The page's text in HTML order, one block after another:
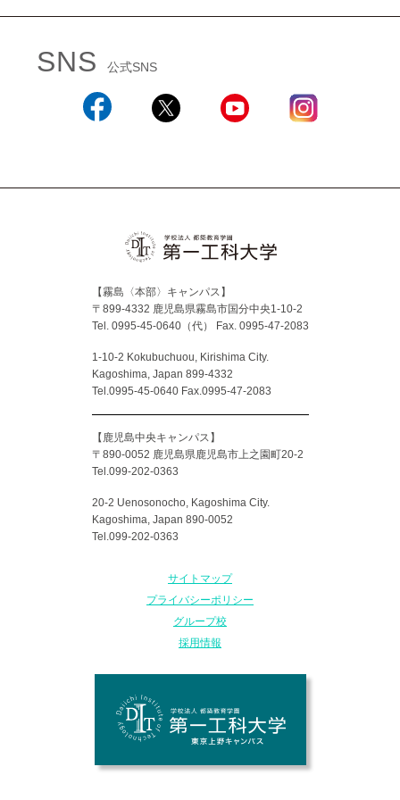
SNS 公式SNS
【霧島〈本部〉キャンパス】
〒899-4332 鹿児島県霧島市国分中央1-10-2
Tel. 0995-45-0640（代）
Fax. 0995-47-2083
1-10-2 Kokubuchuou, Kirishima City.
Kagoshima, Japan 899-4332
Tel.0995-45-0640 Fax.0995-47-2083
【鹿児島中央キャンパス】
〒890-0052 鹿児島県鹿児島市上之園町20-2
Tel.099-202-0363
20-2 Uenosonocho, Kagoshima City.
Kagoshima, Japan 890-0052
Tel.099-202-0363
サイトマップ
プライバシーポリシー
グループ校
採用情報